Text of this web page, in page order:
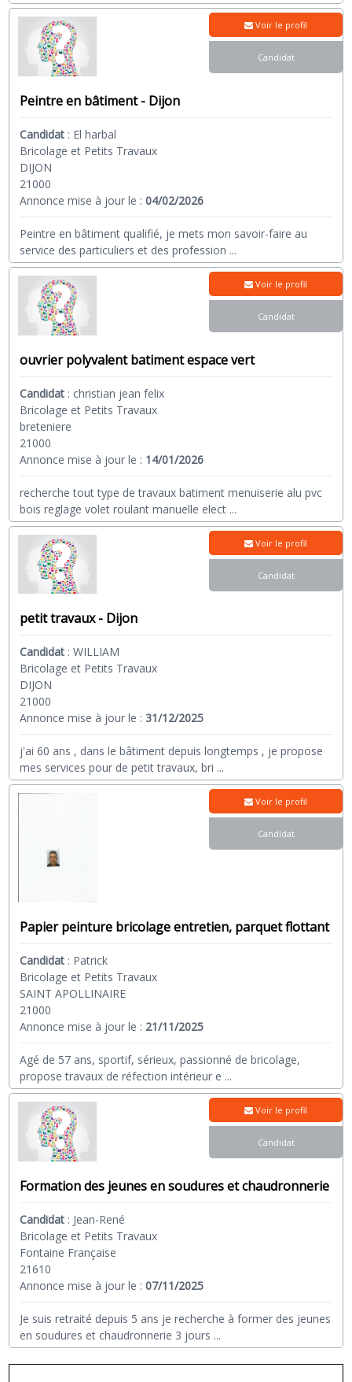
Peintre en bâtiment - Dijon
Candidat : El harbal
Bricolage et Petits Travaux
DIJON
21000
Annonce mise à jour le :04/02/2026
Peintre en bâtiment qualifié, je mets mon savoir-faire au
service des particuliers et des profession ...
Voir le profil
Candidat
ouvrier polyvalent batiment espace vert
Candidat : christian jean felix
Bricolage et Petits Travaux
breteniere
21000
Annonce mise à jour le : 14/01/2026
recherche tout type de travaux batiment menuiserie alu pvc
bois reglage volet roulant manuelle elect ...
Voir le profil
Candidat
petit travaux - Dijon
Candidat :WILLIAM
Bricolage et Petits Travaux
DIJON
21000
Annonce mise à jour le :31/12/2025
j'ai 60 ans , dans le bâtiment depuis longtemps , je propose
mes services pour de petit travaux, bri ...
Voir le profil
Candidat
Papier peinture bricolage entretien, parquet flottant
Candidat : Patrick
Bricolage et Petits Travaux
SAINT APOLLINAIRE
21000
Annonce mise à jour le : 21/11/2025
Agé de 57 ans, sportif, sérieux, passionné de bricolage,
propose travaux de réfection intérieur e ...
Voir le profil
Candidat
Formation des jeunes en soudures et chaudronnerie
Candidat : Jean-René
Bricolage et Petits Travaux
Fontaine Française
21610
Annonce mise à jour le :07/11/2025
Je suis retraité depuis 5 ans je recherche à former des jeunes
en soudures et chaudronnerie 3 jours ...
Voir le profil
Candidat